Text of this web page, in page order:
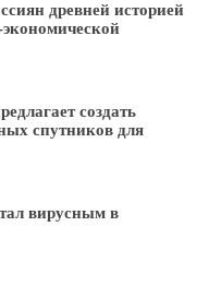
древней историей
создать
спутников для
вирусным в